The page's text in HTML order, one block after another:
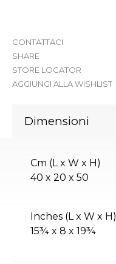
CONTATTACI
SHARE
STORE LOCATOR
AGGIUNGI ALLA WISHLIST
Dimensioni
Cm (L x W x H)
40 x 20 x 50
Inches (L x W x H)
15¾ x 8 x 19¾